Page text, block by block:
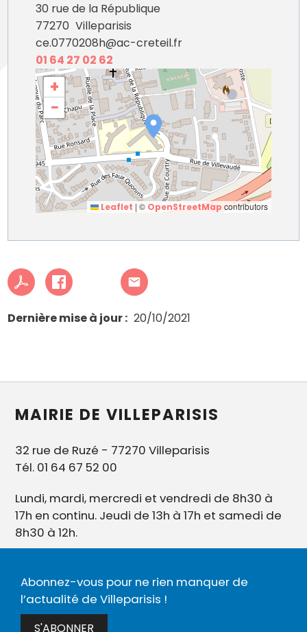
30 rue de la République
77270 Villeparisis
ce.0770208h@ac-creteil.fr
01 64 27 02 62
+
−
Leaflet | © OpenStreetMap contributors
Dernière mise à jour 20/10/2021
MAIRIE DE VILLEPARISIS
32 rue de Ruzé - 77270 Villeparisis
Tél. 01 64 67 52 00
Lundi, mardi, mercredi et vendredi de 8h30 à
17h en continu. Jeudi de 13h à 17h et samedi de
8h30 à 12h.
Abonnez-vous pour ne rien manquer de
l’actualité de Villeparisis !
S'ABONNER